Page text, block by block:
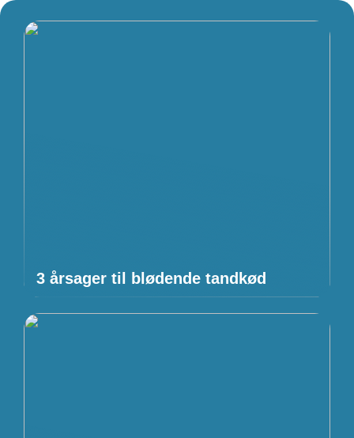
3 årsager til blødende tandkød